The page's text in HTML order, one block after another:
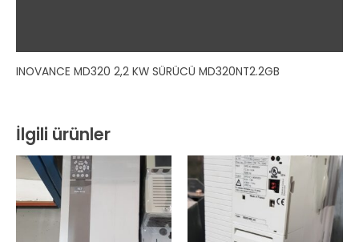
INOVANCE MD320 2,2 KW SÜRÜCÜ MD320NT2.2GB
İlgili ürünler